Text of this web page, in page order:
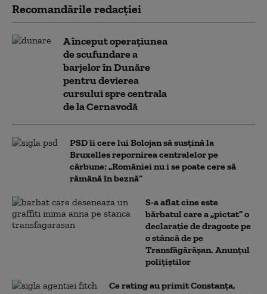
Recomandările redacţiei
A început operațiunea
de scufundare a
barjelor în Dunăre
pentru devierea
cursului spre centrala
de la Cernavodă
PSD îi cere lui Bolojan să susțină la
Bruxelles repornirea centralelor pe
cărbune: „României nu i se poate cere să
rămână în beznă”
S-a aflat cine este
bărbatul care a „pictat” o
declarație de dragoste pe
o stâncă de pe
Transfăgărășan. Anunțul
polițiștilor
Ce rating au primit Constanța,